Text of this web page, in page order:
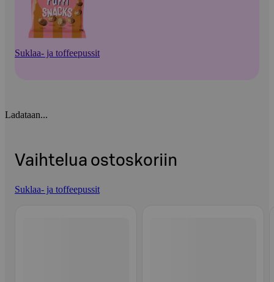
Suklaa- ja toffeepussit
Ladataan...
Vaihtelua ostoskoriin
Suklaa- ja toffeepussit